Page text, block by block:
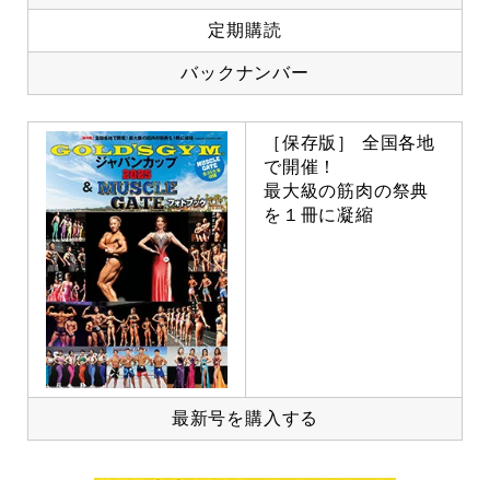
定期購読
バックナンバー
［保存版］ 全国各地
で開催！
最大級の筋肉の祭典
を１冊に凝縮
最新号を購入する